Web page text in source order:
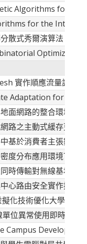
Algorithms for
for the Interval
散式秀爾演算法
實作順應流量調整
Adaptation for
面網路的整合環境中
路之主動式緩存更新
基於消費者主張數據
度分布應用環境下最
時傳輸對無線基地台
心路由安全實作探討 -
化技術優化大學網路
單位異常使用即時監控
Campus